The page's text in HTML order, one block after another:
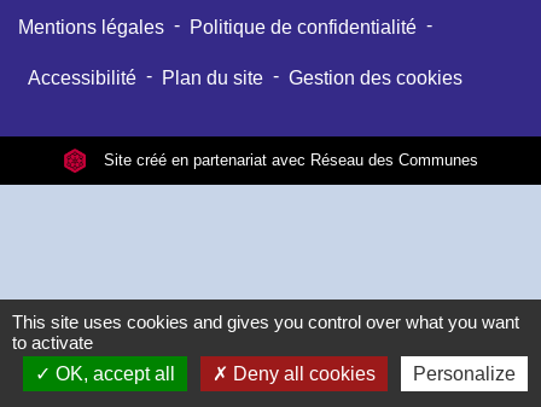
Mentions légales - Politique de confidentialité -
Accessibilité - Plan du site - Gestion des cookies
Site créé en partenariat avec Réseau des Communes
This site uses cookies and gives you control over what you want
to activate
OK, accept all
Deny all cookies Personalize